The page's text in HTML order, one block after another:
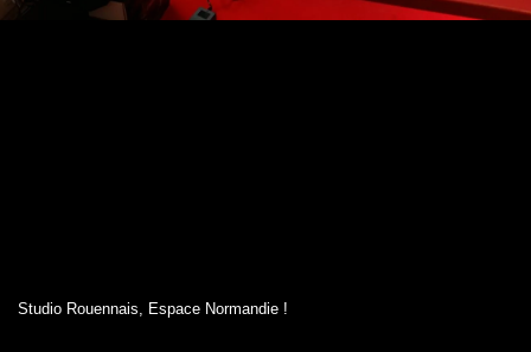
Studio Rouennais, Espace Normandie !